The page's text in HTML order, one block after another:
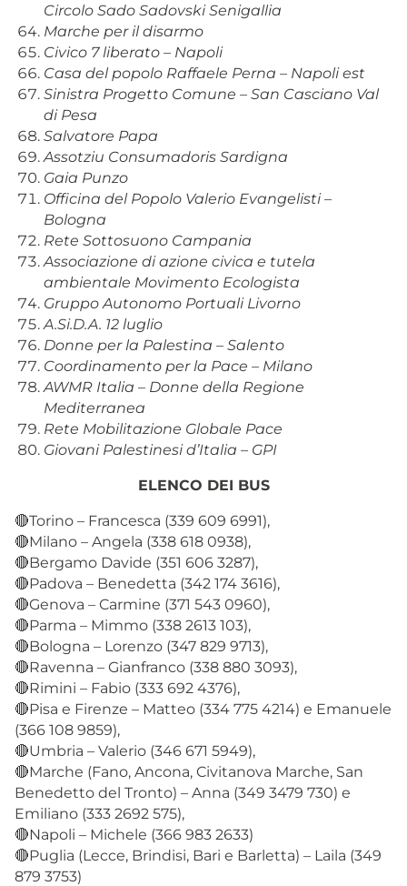
Circolo Sado Sadovski Senigallia
Marche per il disarmo
Civico 7 liberato – Napoli
Casa del popolo Raffaele Perna – Napoli est
Sinistra Progetto Comune – San Casciano Val
di Pesa
Salvatore Papa
Assotziu Consumadoris Sardigna
Gaia Punzo
Officina del Popolo Valerio Evangelisti –
Bologna
Rete Sottosuono Campania
Associazione di azione civica e tutela
ambientale Movimento Ecologista
Gruppo Autonomo Portuali Livorno
A.Si.D.A. 12 luglio
Donne per la Palestina – Salento
Coordinamento per la Pace – Milano
AWMR Italia – Donne della Regione
Mediterranea
Rete Mobilitazione Globale Pace
Giovani Palestinesi d’Italia – GPI
ELENCO DEI BUS
🔴Torino – Francesca (339 609 6991),
🔴Milano – Angela (338 618 0938),
🔴Bergamo Davide (351 606 3287),
🔴Padova – Benedetta (342 174 3616),
🔴Genova – Carmine (371 543 0960),
🔴Parma – Mimmo (338 2613 103),
🔴Bologna – Lorenzo (347 829 9713),
🔴Ravenna – Gianfranco (338 880 3093),
🔴Rimini – Fabio (333 692 4376),
🔴Pisa e Firenze – Matteo (334 775 4214) e Emanuele
(366 108 9859),
🔴Umbria – Valerio (346 671 5949),
🔴Marche (Fano, Ancona, Civitanova Marche, San
Benedetto del Tronto) – Anna (349 3479 730) e
Emiliano (333 2692 575),
🔴Napoli – Michele (366 983 2633)
🔴Puglia (Lecce, Brindisi, Bari e Barletta) – Laila (349
879 3753)